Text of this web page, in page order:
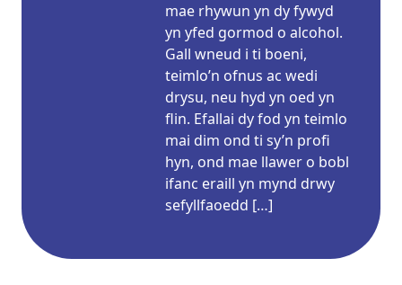
mae rhywun yn dy fywyd
yn yfed gormod o alcohol.
Gall wneud i ti boeni,
teimlo’n ofnus ac wedi
drysu, neu hyd yn oed yn
flin. Efallai dy fod yn teimlo
mai dim ond ti sy’n profi
hyn, ond mae llawer o bobl
ifanc eraill yn mynd drwy
sefyllfaoedd […]